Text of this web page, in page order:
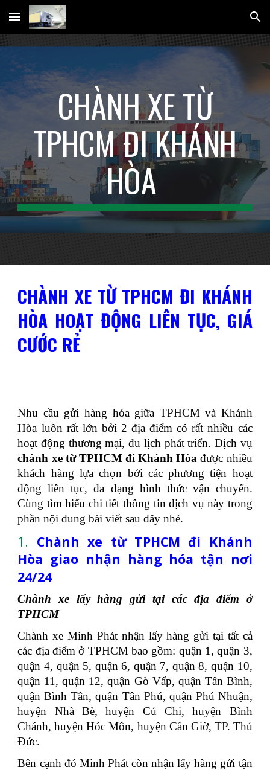
Skip to main content Skip to navigation
CHÀNH XE TỪ
TPHCM ĐI KHÁNH
HÒA
CHÀNH XE TỪ TPHCM ĐI KHÁNH
HÒA HOẠT ĐỘNG LIÊN TỤC, GIÁ
CƯỚC RẺ
Nhu cầu gửi hàng hóa giữa TPHCM và Khánh
Hòa luôn rất lớn bởi 2 địa điểm có rất nhiều các
hoạt động thương mại, du lịch phát triển. Dịch vụ
chành xe từ TPHCM đi Khánh Hòa được nhiều
khách hàng lựa chọn bởi các phương tiện hoạt
động liên tục, đa dạng hình thức vận chuyển.
Cùng tìm hiểu chi tiết thông tin dịch vụ này trong
phần nội dung bài viết sau đây nhé.
1. Chành xe từ TPHCM đi Khánh
Hòa giao nhận hàng hóa tận nơi
24/24
Chành xe lấy hàng gửi tại các địa điểm ở
TPHCM
Chành xe Minh Phát nhận lấy hàng gửi tại tất cả
các địa điểm ở TPHCM bao gồm: quận 1, quận 3,
quận 4, quận 5, quận 6, quận 7, quận 8, quận 10,
quận 11, quận 12, quận Gò Vấp, quận Tân Bình,
quận Bình Tân, quận Tân Phú, quận Phú Nhuận,
huyện Nhà Bè, huyện Củ Chi, huyện Bình
Chánh, huyện Hóc Môn, huyện Cần Giờ, TP. Thủ
Đức.
Bên cạnh đó Minh Phát còn nhận lấy hàng gửi tận